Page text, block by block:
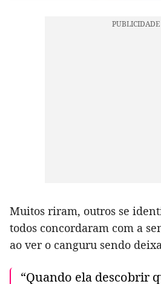
Muitos riram, outros se
todos concordaram com a
ao ver o canguru sendo
“Quando ela descobrir